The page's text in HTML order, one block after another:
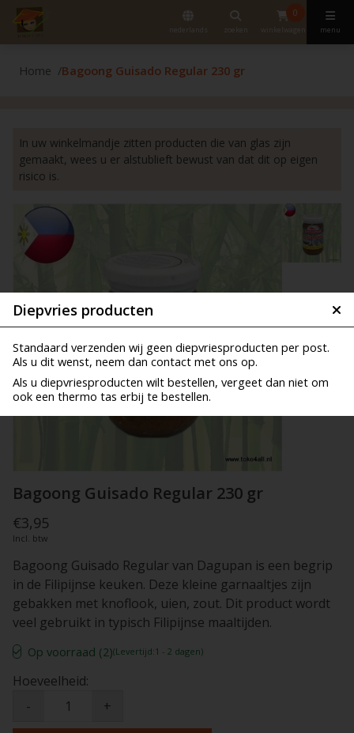
nederlands zoeken
0
winkelwagen menu
Diepvries producten
Standaard verzenden wij geen diepvriesproducten per post.
Als u dit wenst, neem dan contact met ons op.
Als u diepvriesproducten wilt bestellen, vergeet dan niet om
ook een thermo tas erbij te bestellen.
Home Bagoong Guisado Regular 230 gr
In uw winkelmandje zitten producten die van glas zijn
gemaakt, wees u er alstublieft bewust van dat dit op eigen
risico is.
Bagoong Guisado Regular 230 gr
€3,95
Incl. btw
Bagoong Guisado Regular van Dagupan is een begrip
in de Filipijnse keuken. Deze kleine garnaaltjes zijn
gebakken met knoflook, uien, zout. Dit product wordt
veel gebruikt in typisch Filipijnse maaltijden.
Op voorraad (2)(Levertijd:1 - 2 dagen)
Hoeveelheid:
-
+